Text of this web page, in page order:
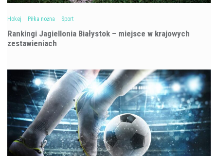
Hokej Piłka nożna Sport
Rankingi Jagiellonia Białystok – miejsce w krajowych
zestawieniach